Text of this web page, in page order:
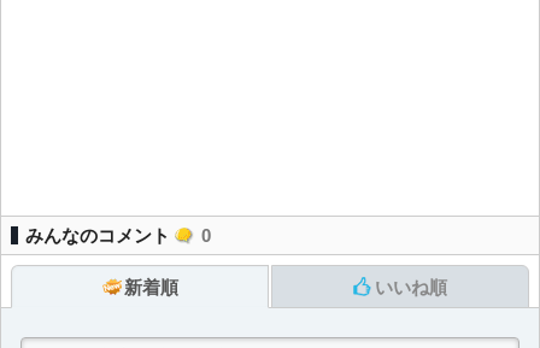
みんなのコメント 0
新着順 いいね順